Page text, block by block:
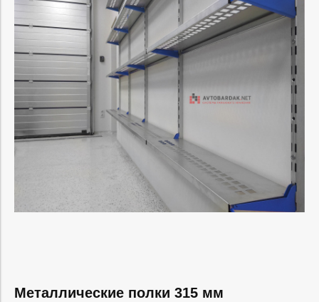
Металлические полки 315 мм